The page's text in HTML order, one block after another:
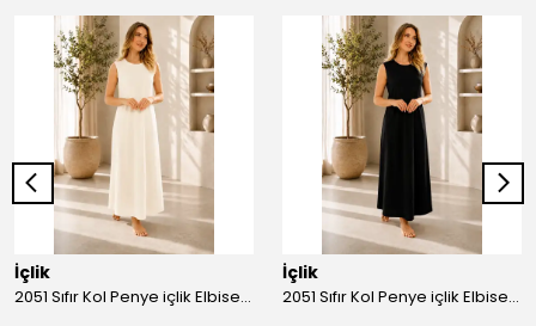
İçlik
2051 Sıfır Kol Penye içlik Elbise - Ekru
İçlik
2051 Sıfır Kol Penye içlik Elbise - Siyah